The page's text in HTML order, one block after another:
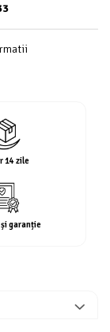
14 zile
garanție